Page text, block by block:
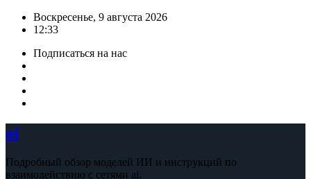
ПерейтиВоскресенье, 9 августа 2026
12:33
Подписаться на нас
ai
Подробный обзор моделей ИИ и инструкций по
взаимодействию с сетями ai.